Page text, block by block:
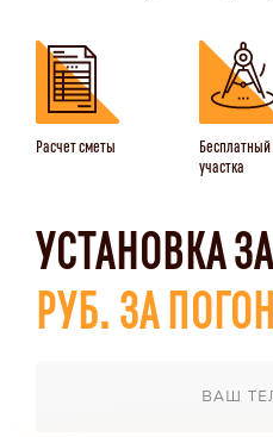
Расчет сметы
участка
УСТАНОВКА
РУБ. ЗА